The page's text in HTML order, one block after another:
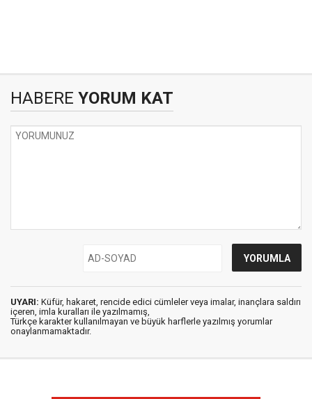
HABERE YORUM KAT
UYARI: Küfür, hakaret, rencide edici cümleler veya imalar, inançlara saldırı
içeren, imla kuralları ile yazılmamış,
Türkçe karakter kullanılmayan ve büyük harflerle yazılmış yorumlar
onaylanmamaktadır.